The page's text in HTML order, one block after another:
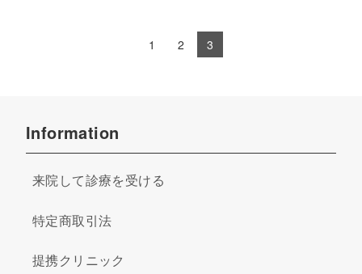
1 2 3
Information
来院して診療を受ける
特定商取引法
提携クリニック